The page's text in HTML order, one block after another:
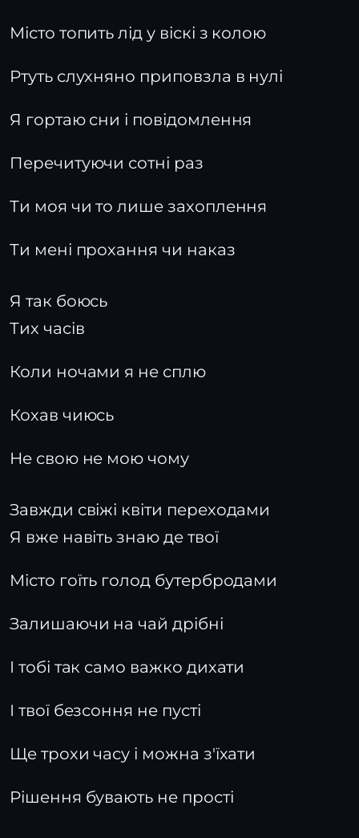
Місто топить лід у віскі з колою
Ртуть слухняно приповзла в нулі
Я гортаю сни і повідомлення
Перечитуючи сотні раз
Ти моя чи то лише захоплення
Ти мені прохання чи наказ
Я так боюсь
Тих часів
Коли ночами я не сплю
Кохав чиюсь
Не свою не мою чому
Завжди свіжі квіти переходами
Я вже навіть знаю де твої
Місто гоїть голод бутербродами
Залишаючи на чай дрібні
І тобі так само важко дихати
І твої безсоння не пусті
Ще трохи часу і можна з'їхати
Рішення бувають не прості